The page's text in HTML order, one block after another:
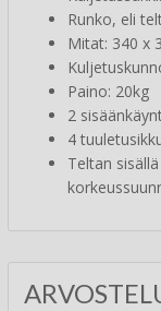
Runko, eli
Mitat: 340 x
Paino: 20kg
2
4
Teltan